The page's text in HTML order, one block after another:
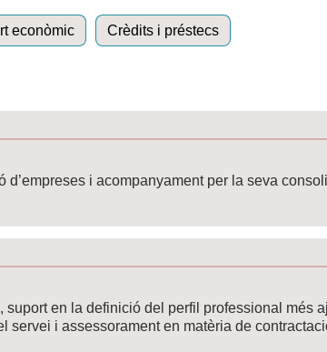
econòmic Crèdits i préstecs
d’empreses i acompanyament per la seva
en la definició del perfil professional més
servei i assessorament en matèria de